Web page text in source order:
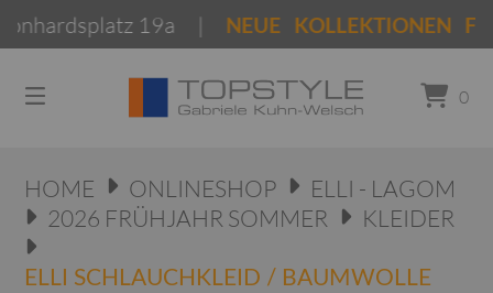
Springen
Inhalt
19a |NEUE KOLLEKTIONEN Frühjahr
0
HOME ONLINESHOP
ELLI - LAGOM
2026 FRÜHJAHR SOMMER
KLEIDER
ELLI SCHLAUCHKLEID / BAUMWOLLE